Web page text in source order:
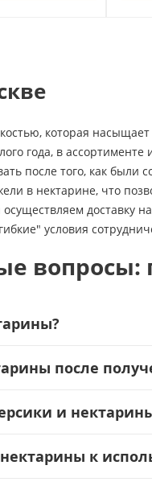
которая
года, в
после того, как
в нектарине, что
доставку
условия
после
и
к